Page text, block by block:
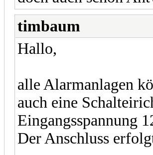
timbaum
Hallo,
alle Alarmanlagen
auch eine
Eingangsspannung
Der Anschluss